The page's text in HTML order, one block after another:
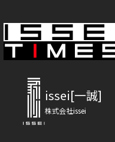
issei[一誠]
株式会社issei